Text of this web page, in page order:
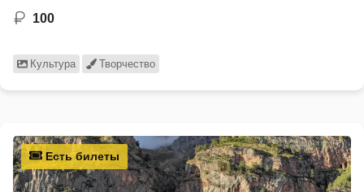
100
Культура Творчество
Есть билеты